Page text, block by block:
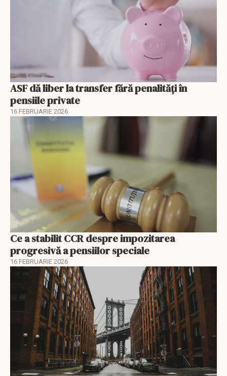
ASF dă liber la transfer fără penalități în
pensiile private
16 FEBRUARIE 2026
Ce a stabilit CCR despre impozitarea
progresivă a pensiilor speciale
16 FEBRUARIE 2026